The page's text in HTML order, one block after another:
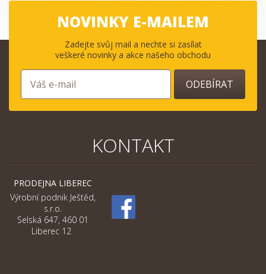
NOVINKY E-MAILEM
Zadejte svůj mail a nechte si zasílat
veškeré novinky a akce našeho obchodu
ODEBÍRAT
KONTAKT
PRODEJNA LIBEREC
Výrobní podnik Ještěd,
s.r.o.
Selská 647, 460 01
Liberec 12